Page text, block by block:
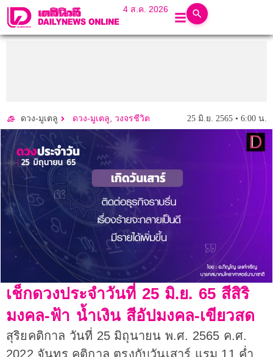
4 ส.ค. 2026
ดวง-มูเตลู ดวง-มูเตลู, วงจรชีวิต 25 มิ.ย. 2565 • 6:00 น.
เช็กดวงประจำวันที่ 25 มิ.ย. 65 สีสิริ
มงคล-ฟ้า น้ำเงิน สีอัปมงคล-เขียวสด
สุริยคติกาล วันที่ 25 มิถุนายน พ.ศ. 2565 ค.ศ.
2022 จันทร คติกาล ตรงกับวันเสาร์ แรม 11 ค่ำ